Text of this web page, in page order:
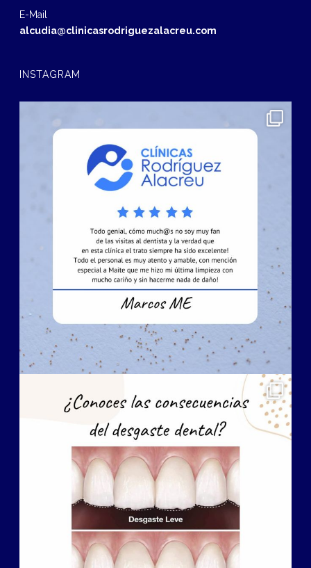
E-Mail
alcudia@clinicasrodriguezalacreu.com
INSTAGRAM